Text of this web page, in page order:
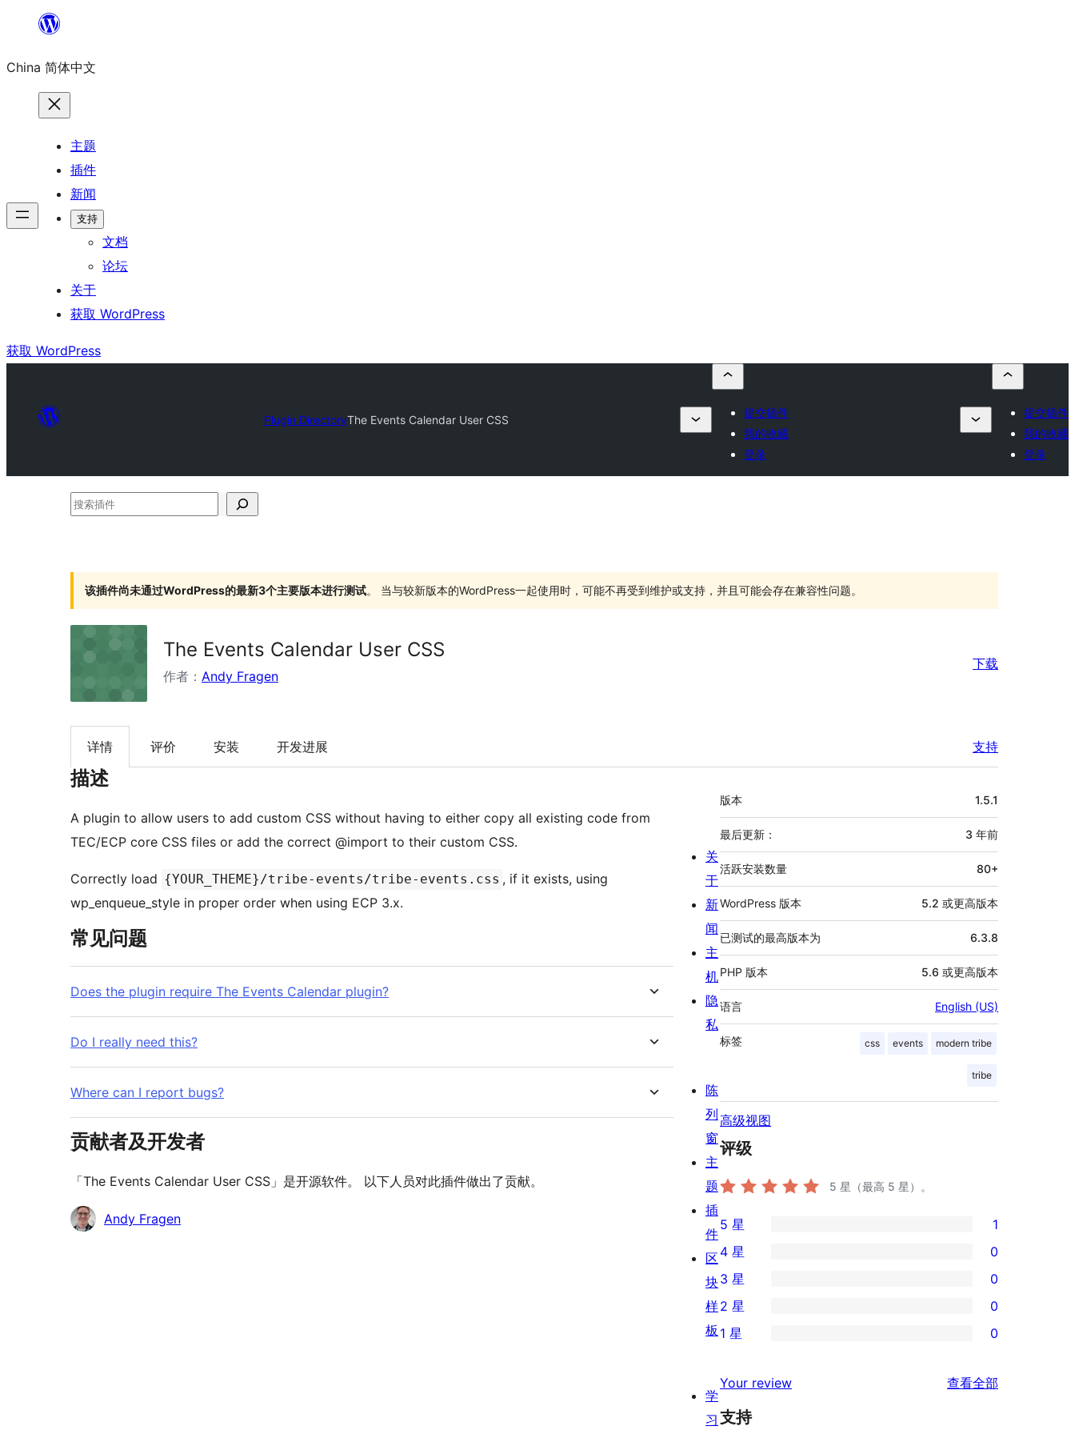
内
China 简体中文
主题
插件
新闻
支持
文档
论坛
关于
获取 WordPress
获取 WordPress
Plugin DirectoryThe Events Calendar User CSS
提交插件
我的收藏
登录
提交插件
我的收藏
登录
搜
件
该插件尚未通过WordPress的最新3个主要版本进行测试。 当与较新版本的WordPress一起使用时，可能不再受到维护或支持，并且可能会存在兼容性问题。
The Events Calendar User CSS
作者： Andy Fragen
下载
详情 评价 安装 开发进展 支持
描述
A plugin to allow users to add custom CSS without having to either copy all existing code from
TEC/ECP core CSS files or add the correct @import to their custom CSS.
Correctly load {YOUR_THEME}/tribe-events/tribe-events.css , if it exists, using
wp_enqueue_style in proper order when using ECP 3.x.
常见问题
Does the plugin require The Events Calendar plugin?
Do I really need this?
Where can I report bugs?
贡献者及开发者
「The Events Calendar User CSS」是开源软件。 以下人员对此插件做出了贡献。
贡
Andy Fragen
额
外
信
息
版本 1.5.1
最后更新： 3 年前
活跃安装数量 80+
WordPress 版本 5.2 或更高版本
已测试的最高版本为 6.3.8
PHP 版本 5.6 或更高版本
语言 English (US)
标签 css events modern tribe
tribe
高级视图
评级
5 星（最高 5 星）。
1
条
5
星
评
5 星 1
条
4
星
价
4 星 0
0
条
3
评
价
3 星 0
条
星
评
2 星 0
1
星
1 星 0
Your review 查看全部
支持
关
于
新
闻
主
机
隐
私
陈
列
窗
主
题
插
件
区
块
样
板
学
习